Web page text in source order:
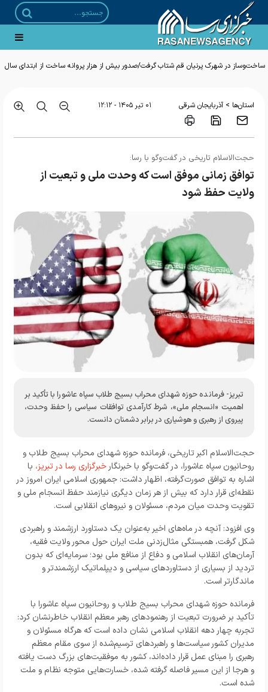
ساخت‌وساز در شهرک پرنیان قم شتاب گرفت/صدور بیش از هزار پروانه ساخت از ابتدای سال
استان‌ها > آذربایجان شرقی ۰۱ تير ۱۴۰۵ - ۱۲:۱۲
حجت‌الاسلام تاریخی در گفت‌وگو با رسا:
توافق زمانی موفق است که وحدت ملی و تبعیت از
ولایت حفظ شود
تبریز- فرمانده حوزه شهدای محراب بسیج طلاب سپاه عاشورا با تأکید بر
اهمیت «انسجام ملی»، شرط کارآمدی توافقات سیاسی را حفظ وحدت،
پیروی از رهبری و هوشیاری در برابر دشمنان دانست.
حجت‌الاسلام اکبر تاریخی، فرمانده حوزه شهدای محراب بسیج طلاب و
روحانیون سپاه عاشورا، در گفت‌وگو با خبرنگار خبرگزاری رسا در تبریز، با
اشاره به توافق صورت‌گرفته، اظهار داشت: جمهوری اسلامی ایران امروز در
نقطه‌ای قرار دارد که بیش از هر زمان دیگری نیازمند حفظ انسجام ملی و
تقویت وحدت میان مردم، مسئولان و نیروهای انقلابی است.
وی افزود: آنچه در ماه‌های اخیر به‌عنوان یک دستاورد ارزشمند و راهبردی
شکل گرفت، همبستگی مثال‌زدنی ملت ایران حول محور ولایت فقیه،
آرمان‌های انقلاب اسلامی و دفاع از منافع ملی بود؛ سرمایه‌ای که بدون
تردید از بسیاری از دستاوردهای سیاسی و دیپلماتیک ارزشمندتر و
ماندگارتر است.
فرمانده حوزه شهدای محراب بسیج طلاب و روحانیون سپاه عاشورا با
تأکید بر ضرورت تبعیت از رهنمودهای رهبر معظم انقلاب خاطرنشان کرد:
تجربه چهار دهه انقلاب اسلامی نشان داده است که هرگاه مسئولان و
مدیران کشور سیاست‌ها و راهبردهای ترسیم‌شده از سوی مقام معظم
رهبری را مبنای عمل قرار داده‌اند، کشور به موفقیت‌های بزرگ دست یافته
و هرجا از این مسیر فاصله گرفته شده، خسارت‌هایی متوجه نظام و ملت
شده است.